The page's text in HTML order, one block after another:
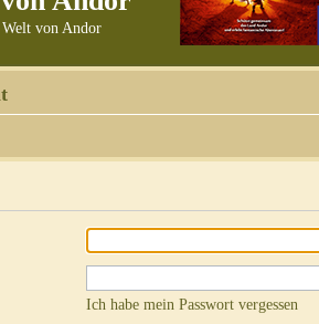
von Andor
Ich habe mein Passwort vergessen